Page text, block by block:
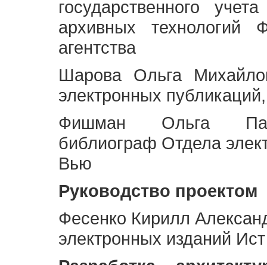
государственного
архивных технологий
агентства
Шарова Ольга
электронных
Фишман Ольга
библиограф Отдела
Вью
Руководство проектом
Фесенко Кирилл
электронных изданий